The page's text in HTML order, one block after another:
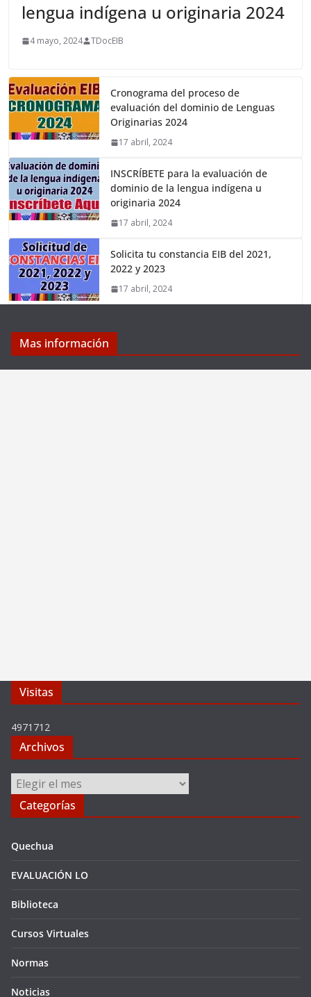
lengua indígena u originaria 2024
4 mayo, 2024 TDocEIB
Cronograma del proceso de
evaluación del dominio de Lenguas
Originarias 2024
17 abril, 2024
INSCRÍBETE para la evaluación de
dominio de la lengua indígena u
originaria 2024
17 abril, 2024
Solicita tu constancia EIB del 2021,
2022 y 2023
17 abril, 2024
Mas información
Visitas
4971712
Archivos
Archivos
Categorías
Quechua
EVALUACIÓN LO
Biblioteca
Cursos Virtuales
Normas
Noticias